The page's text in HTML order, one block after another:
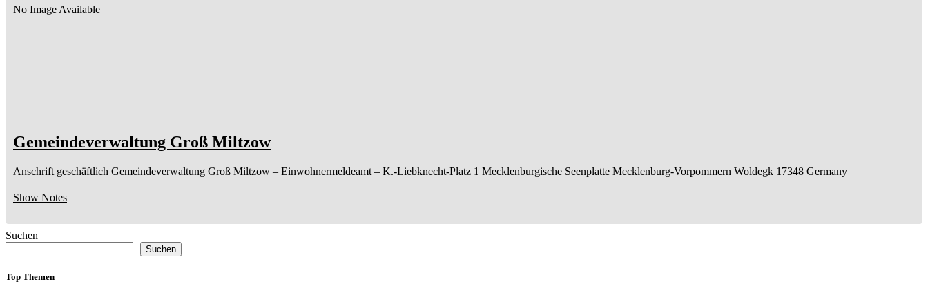
No Image Available
Gemeindeverwaltung Groß Miltzow
Anschrift geschäftlich Gemeindeverwaltung Groß Miltzow – Einwohnermeldeamt – K.-Liebknecht-Platz 1 Mecklenburgische Seenplatte Mecklenburg-Vorpommern Woldegk 17348 Germany
Show Notes
Suchen
Suchen
Top Themen